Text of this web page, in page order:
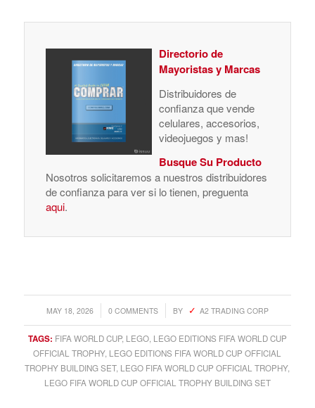
Directorio de
Mayoristas y Marcas
Distribuidores de
confianza que vende
celulares, accesorios,
videojuegos y mas!
Busque Su Producto
Nosotros solicitaremos a nuestros distribuidores
de confianza para ver si lo tienen, preguenta
aqui.
MAY 18, 2026
/ 0 COMMENTS
/ BY A2 TRADING CORP
TAGS: FIFA WORLD CUP, LEGO, LEGO EDITIONS FIFA WORLD CUP
OFFICIAL TROPHY, LEGO EDITIONS FIFA WORLD CUP OFFICIAL
TROPHY BUILDING SET, LEGO FIFA WORLD CUP OFFICIAL TROPHY,
LEGO FIFA WORLD CUP OFFICIAL TROPHY BUILDING SET